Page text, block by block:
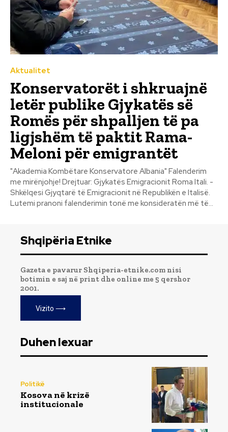
Aktualitet
Konservatorët i shkruajnë
letër publike Gjykatës së
Romës për shpalljen të pa
ligjshëm të paktit Rama-
Meloni për emigrantët
"Akademia Kombëtare Konservatore Albania" Falenderim
me mirënjohje! Drejtuar: Gjykatës Emigracionit Roma Itali. -
Shkëlqesi Gjyqtarë të Emigracionit në Republikën e ltalisë.
Lutemi pranoni falenderimin tonë me konsideratën më të...
Shqipëria Etnike
Gazeta e pavarur Shqiperia-etnike.com nisi
botimin e saj në print dhe online me 5 qershor
2001.
Vizito ⟶
Duhen lexuar
Politikë
Kosova në krizë
institucionale